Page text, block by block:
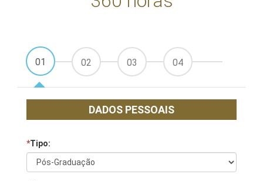
01 02 03 04
DADOS PESSOAIS
*Tipo: